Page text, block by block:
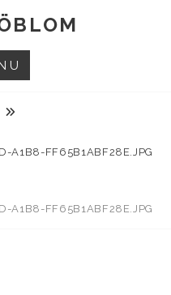
A1B8-FF65B1ABF28E.JPG
A1B8-FF65B1ABF28E.JPG